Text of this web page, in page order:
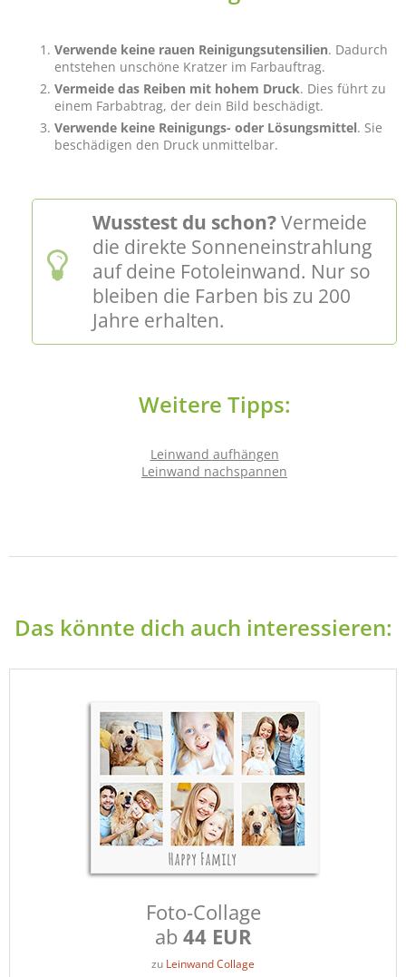
Verwende keine rauen Reinigungsutensilien. Dadurch
entstehen unschöne Kratzer im Farbauftrag.
Vermeide das Reiben mit hohem Druck. Dies führt zu
einem Farbabtrag, der dein Bild beschädigt.
Verwende keine Reinigungs- oder Lösungsmittel. Sie
beschädigen den Druck unmittelbar.
Wusstest du schon?Vermeide
die direkte Sonneneinstrahlung
auf deine Fotoleinwand. Nur so
bleiben die Farben bis zu 200
Jahre erhalten.
Weitere Tipps:
Leinwand aufhängen
Leinwand nachspannen
Das könnte dich auch interessieren:
Foto-Collage
ab 44 EUR
zu Leinwand Collage